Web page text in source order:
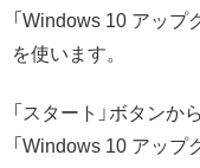
「Windows 10 アップ
を使います。
「スタート」ボタン
「Windows 10 アップ